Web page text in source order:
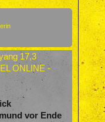
17,3
ONLINE -
vor Ende